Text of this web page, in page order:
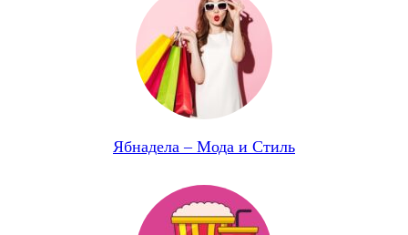
Ябнадела – Мода и Стиль